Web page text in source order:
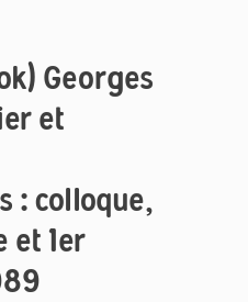
Georges
et
: colloque,
et 1er